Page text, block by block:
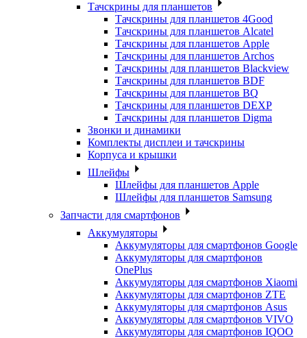
Тачскрины для планшетов
Тачскрины для планшетов 4Good
Тачскрины для планшетов Alcatel
Тачскрины для планшетов Apple
Тачскрины для планшетов Archos
Тачскрины для планшетов Blackview
Тачскрины для планшетов BDF
Тачскрины для планшетов BQ
Тачскрины для планшетов DEXP
Тачскрины для планшетов Digma
Звонки и динамики
Комплекты дисплеи и тачскрины
Корпуса и крышки
Шлейфы
Шлейфы для планшетов Apple
Шлейфы для планшетов Samsung
Запчасти для смартфонов
Аккумуляторы
Аккумуляторы для смартфонов Google
Аккумуляторы для смартфонов
OnePlus
Аккумуляторы для смартфонов Xiaomi
Аккумуляторы для смартфонов ZTE
Аккумуляторы для cмартфонов Asus
Аккумуляторы для смартфонов VIVO
Аккумуляторы для смартфонов IQOO